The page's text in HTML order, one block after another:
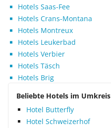
Hotels Saas-Fee
Hotels Crans-Montana
Hotels Montreux
Hotels Leukerbad
Hotels Verbier
Hotels Täsch
Hotels Brig
Beliebte Hotels im Umkreis
Hotel Butterfly
Hotel Schweizerhof